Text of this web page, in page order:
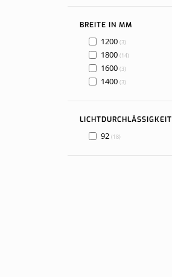
BREITE IN MM
1200 3
Artikel
1800 14
Artikel
1600 3
Artikel
1400 3
Artikel
LICHTDURCHLÄSSIGKEIT
92 18
Artikel